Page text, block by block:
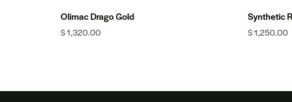
Olimac Drago Gold
$1,320.00
Synthetic
$1,250.00